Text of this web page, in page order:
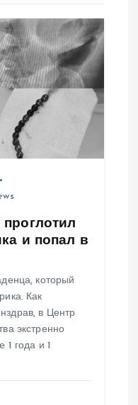
и попал в
который
Как
в Центр
экстренно
1 года и 1